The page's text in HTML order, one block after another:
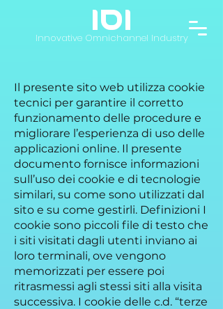
IOI
Innovative Omnichannel Industry
Il presente sito web utilizza cookie
tecnici per garantire il corretto
funzionamento delle procedure e
migliorare l’esperienza di uso delle
applicazioni online. Il presente
documento fornisce informazioni
sull’uso dei cookie e di tecnologie
similari, su come sono utilizzati dal
sito e su come gestirli. Definizioni I
cookie sono piccoli file di testo che
i siti visitati dagli utenti inviano ai
loro terminali, ove vengono
memorizzati per essere poi
ritrasmessi agli stessi siti alla visita
successiva. I cookie delle c.d. “terze